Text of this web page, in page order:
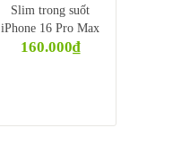
Slim trong suốt
iPhone 16 Pro Max
160.000₫